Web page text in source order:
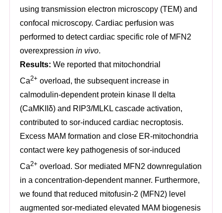
using transmission electron microscopy (TEM) and
confocal microscopy. Cardiac perfusion was
performed to detect cardiac specific role of MFN2
overexpressionin vivo.
Results: We reported that mitochondrial
Ca2+ overload, the subsequent increase in
calmodulin-dependent protein kinase II delta
(CaMKIIδ) and RIP3/MLKL cascade activation,
contributed to sor-induced cardiac necroptosis.
Excess MAM formation and close ER-mitochondria
contact were key pathogenesis of sor-induced
Ca2+ overload. Sor mediated MFN2 downregulation
in a concentration-dependent manner. Furthermore,
we found that reduced mitofusin-2 (MFN2) level
augmented sor-mediated elevated MAM biogenesis